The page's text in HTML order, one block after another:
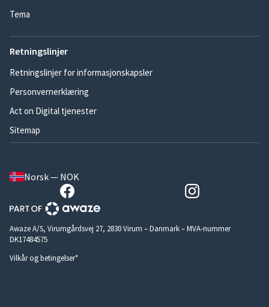
Tema
Retningslinjer
Retningslinjer for informasjonskapsler
Personvernerklæring
Act on Digital tjenester
Sitemap
Norsk — NOK
Awaze A/S, Virumgårdsvej 27, 2830 Virum – Danmark – MVA-nummer
DK17484575
Vilkår og betingelser*